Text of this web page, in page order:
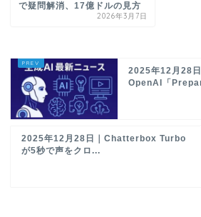
で疑問解消、17億ドルの見方
2026年3月7日
2025年12月28日
OpenAI「
2025年12月28日｜Chatterbox Turbo
が5秒で声をクロ...